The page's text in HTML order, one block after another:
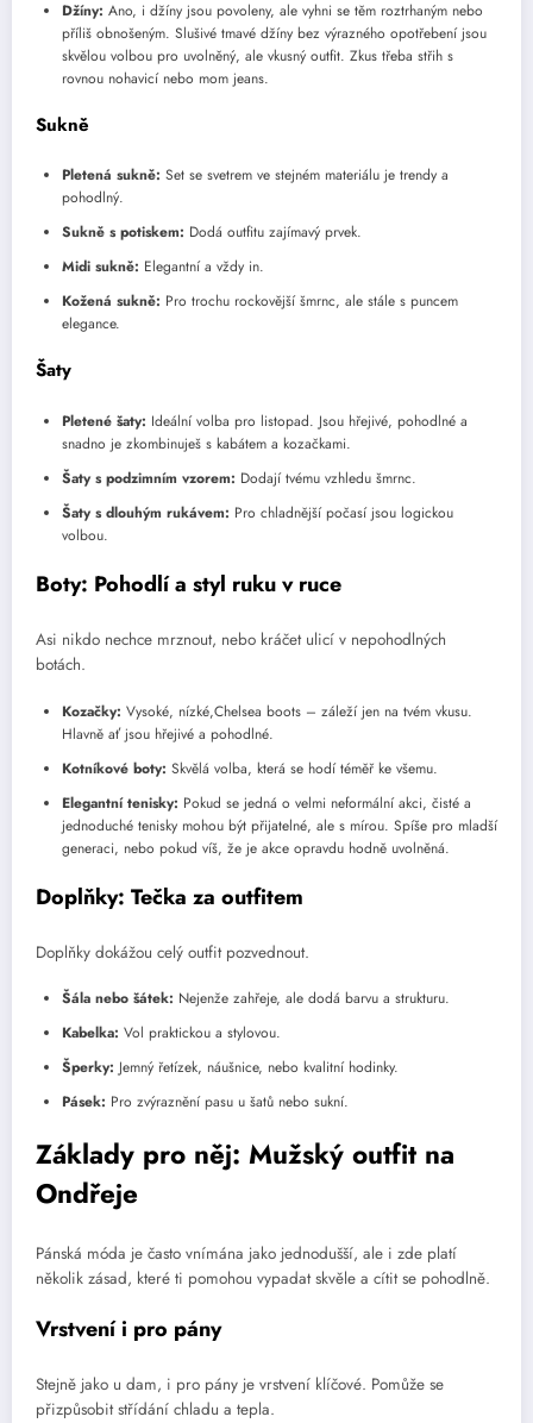
Džíny: Ano, i džíny jsou povoleny, ale vyhni se těm roztrhaným nebo
příliš obnošeným. Slušivé tmavé džíny bez výrazného opotřebení jsou
skvělou volbou pro uvolněný, ale vkusný outfit. Zkus třeba střih s
rovnou nohavicí nebo mom jeans.
Sukně
Pletená sukně: Set se svetrem ve stejném materiálu je trendy a
pohodlný.
Sukně s potiskem: Dodá outfitu zajímavý prvek.
Midi sukně: Elegantní a vždy in.
Kožená sukně: Pro trochu rockovější šmrnc, ale stále s puncem
elegance.
Šaty
Pletené šaty: Ideální volba pro listopad. Jsou hřejivé, pohodlné a
snadno je zkombinuješ s kabátem a kozačkami.
Šaty s podzimním vzorem: Dodají tvému vzhledu šmrnc.
Šaty s dlouhým rukávem: Pro chladnější počasí jsou logickou
volbou.
Boty: Pohodlí a styl ruku v ruce
Asi nikdo nechce mrznout, nebo kráčet ulicí v nepohodlných
botách.
Kozačky: Vysoké, nízké,Chelsea boots – záleží jen na tvém vkusu.
Hlavně ať jsou hřejivé a pohodlné.
Kotníkové boty: Skvělá volba, která se hodí téměř ke všemu.
Elegantní tenisky: Pokud se jedná o velmi neformální akci, čisté a
jednoduché tenisky mohou být přijatelné, ale s mírou. Spíše pro mladší
generaci, nebo pokud víš, že je akce opravdu hodně uvolněná.
Doplňky: Tečka za outfitem
Doplňky dokážou celý outfit pozvednout.
Šála nebo šátek: Nejenže zahřeje, ale dodá barvu a strukturu.
Kabelka: Vol praktickou a stylovou.
Šperky: Jemný řetízek, náušnice, nebo kvalitní hodinky.
Pásek: Pro zvýraznění pasu u šatů nebo sukní.
Základy pro něj: Mužský outfit na
Ondřeje
Pánská móda je často vnímána jako jednodušší, ale i zde platí
několik zásad, které ti pomohou vypadat skvěle a cítit se pohodlně.
Vrstvení i pro pány
Stejně jako u dam, i pro pány je vrstvení klíčové. Pomůže se
přizpůsobit střídání chladu a tepla.